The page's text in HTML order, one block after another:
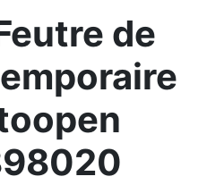
de